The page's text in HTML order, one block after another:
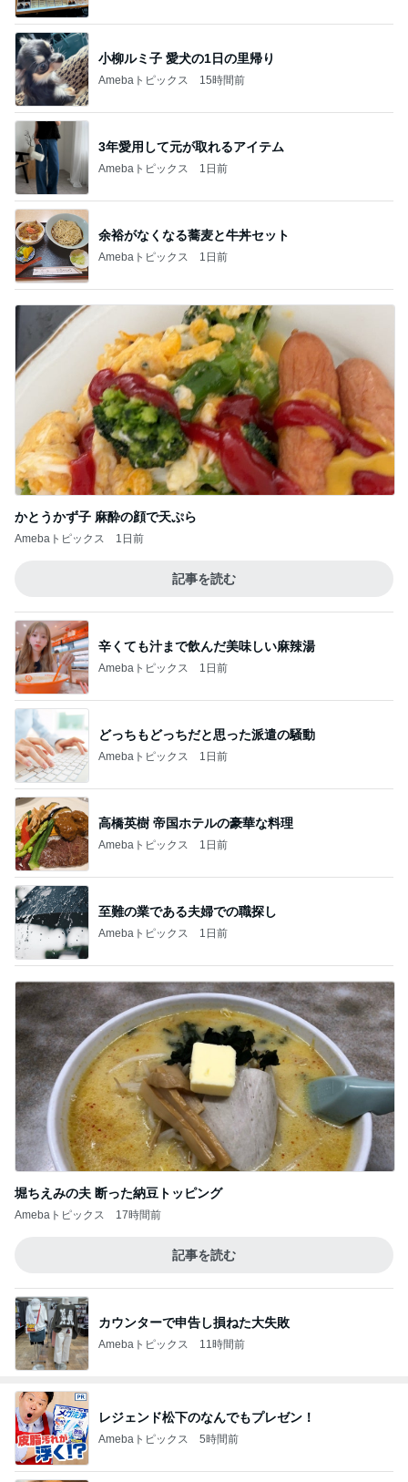
小柳ルミ子 愛犬の1日の里帰り
Amebaトピックス 15時間前
3年愛用して元が取れるアイテム
Amebaトピックス 1日前
余裕がなくなる蕎麦と牛丼セット
Amebaトピックス 1日前
かとうかず子 麻酔の顔で天ぷら
Amebaトピックス 1日前
記事を読む
辛くても汁まで飲んだ美味しい麻辣湯
Amebaトピックス 1日前
どっちもどっちだと思った派遣の騒動
Amebaトピックス 1日前
高橋英樹 帝国ホテルの豪華な料理
Amebaトピックス 1日前
至難の業である夫婦での職探し
Amebaトピックス 1日前
堀ちえみの夫 断った納豆トッピング
Amebaトピックス 17時間前
記事を読む
カウンターで申告し損ねた大失敗
Amebaトピックス 11時間前
レジェンド松下のなんでもプレゼン！
Amebaトピックス 5時間前